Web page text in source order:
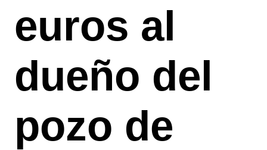
euros al
dueño del
pozo de